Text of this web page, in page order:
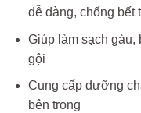
dễ dàng, chống bết
Giúp làm sạch gàu,
gội
Cung cấp dưỡng
bên trong